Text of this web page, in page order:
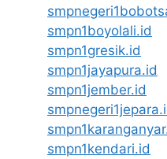
smpn1boyolali.id
smpn1gresik.id
smpn1jayapura.id
smpn1jember.id
smpn1kendari.id